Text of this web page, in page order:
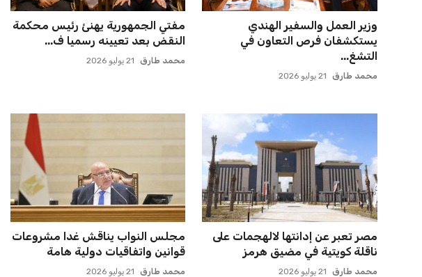
وزير العمل والسفير الهندي
يستكشفان فرص التعاون في
التشغ...
محمد طارق 21 يوليو 2026
مفتي الجمهورية يهنئ رئيس محكمة
النقض بعد تعيينه رسميا ف...
محمد طارق 21 يوليو 2026
مصر تعبر عن إدانتها لالهجمات على
ناقلة كويتية في مضيق هرمز
محمد طارق 21 يوليو 2026
مجلس النواب يناقش غدا مشروعات
قوانين واتفاقيات دولية هامة
محمد طارق 21 يوليو 2026